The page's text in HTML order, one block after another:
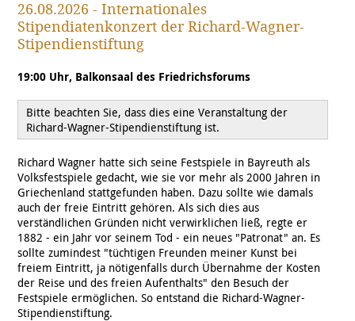
26.08.2026 - Internationales
Stipendiatenkonzert der Richard-Wagner-
Stipendienstiftung
19:00 Uhr, Balkonsaal des Friedrichsforums
Bitte beachten Sie, dass dies eine Veranstaltung der
Richard-Wagner-Stipendienstiftung ist.
Richard Wagner hatte sich seine Festspiele in Bayreuth als
Volksfestspiele gedacht, wie sie vor mehr als 2000 Jahren in
Griechenland stattgefunden haben. Dazu sollte wie damals
auch der freie Eintritt gehören. Als sich dies aus
verständlichen Gründen nicht verwirklichen ließ, regte er
1882 - ein Jahr vor seinem Tod - ein neues "Patronat" an. Es
sollte zumindest "tüchtigen Freunden meiner Kunst bei
freiem Eintritt, ja nötigenfalls durch Übernahme der Kosten
der Reise und des freien Aufenthalts" den Besuch der
Festspiele ermöglichen. So entstand die Richard-Wagner-
Stipendienstiftung.